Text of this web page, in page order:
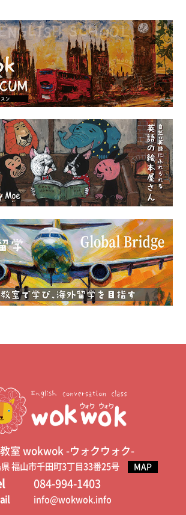
室 wokwok -ウォクウォク-
福山市千田町3丁目33番25号 MAP
084-994-1403
info@wokwok.info